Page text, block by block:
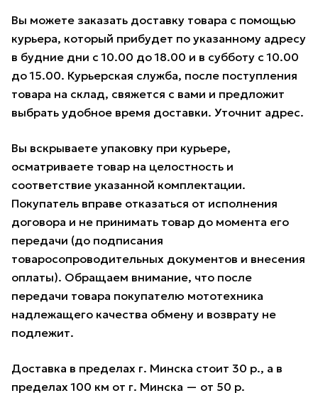
Вы можете заказать доставку товара с помощью
курьера, который прибудет по указанному адресу
в будние дни с 10.00 до 18.00 и в субботу с 10.00
до 15.00. Курьерская служба, после поступления
товара на склад, свяжется с вами и предложит
выбрать удобное время доставки. Уточнит адрес.
Вы вскрываете упаковку при курьере,
осматриваете товар на целостность и
соответствие указанной комплектации.
Покупатель вправе отказаться от исполнения
договора и не принимать товар до момента его
передачи (до подписания
товаросопроводительных документов и внесения
оплаты). Обращаем внимание, что после
передачи товара покупателю мототехника
надлежащего качества обмену и возврату не
подлежит.
Доставка в пределах г. Минска стоит 30 р., а в
пределах 100 км от г. Минска — от 50 р.